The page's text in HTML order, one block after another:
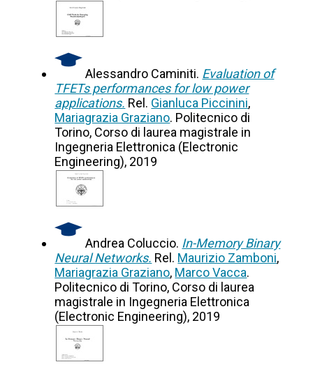
Alessandro Caminiti. Evaluation of
TFETs performances for low power
applications. Rel. Gianluca Piccinini,
Mariagrazia Graziano. Politecnico di
Torino, Corso di laurea magistrale in
Ingegneria Elettronica (Electronic
Engineering), 2019
Andrea Coluccio. In-Memory Binary
Neural Networks. Rel. Maurizio Zamboni,
Mariagrazia Graziano, Marco Vacca.
Politecnico di Torino, Corso di laurea
magistrale in Ingegneria Elettronica
(Electronic Engineering), 2019